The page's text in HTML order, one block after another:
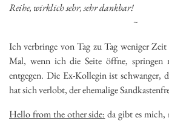
Reihe, wirklich sehr, sehr dankbar!
~
Ich verbringe von Tag zu Tag weniger
Mal, wenn ich die Seite öffne,
entgegen. Die Ex-Kollegin ist schwanger,
hat sich verlobt, der ehemalige
Hello from the other side: da gibt es mich,